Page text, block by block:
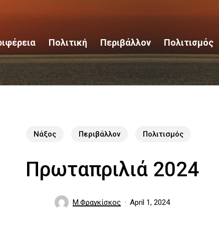
Πολιτική Περιβάλλον Πολιτισμός
Νάξος Περιβάλλον Πολιτισμός
Πρωταπριλιά 2024
Μ.Φραγκίσκος April 1, 2024